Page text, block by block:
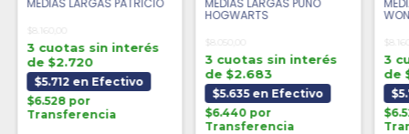
$8.160,00
3 cuotas sin interés
de $2.720
$5.712 en Efectivo
$6.528 por
Transferencia
HOGWARTS
$8.050,00
3 cuotas sin interés
de $2.683
$5.635 en Efectivo
$6.440 por
Transferencia
3
de